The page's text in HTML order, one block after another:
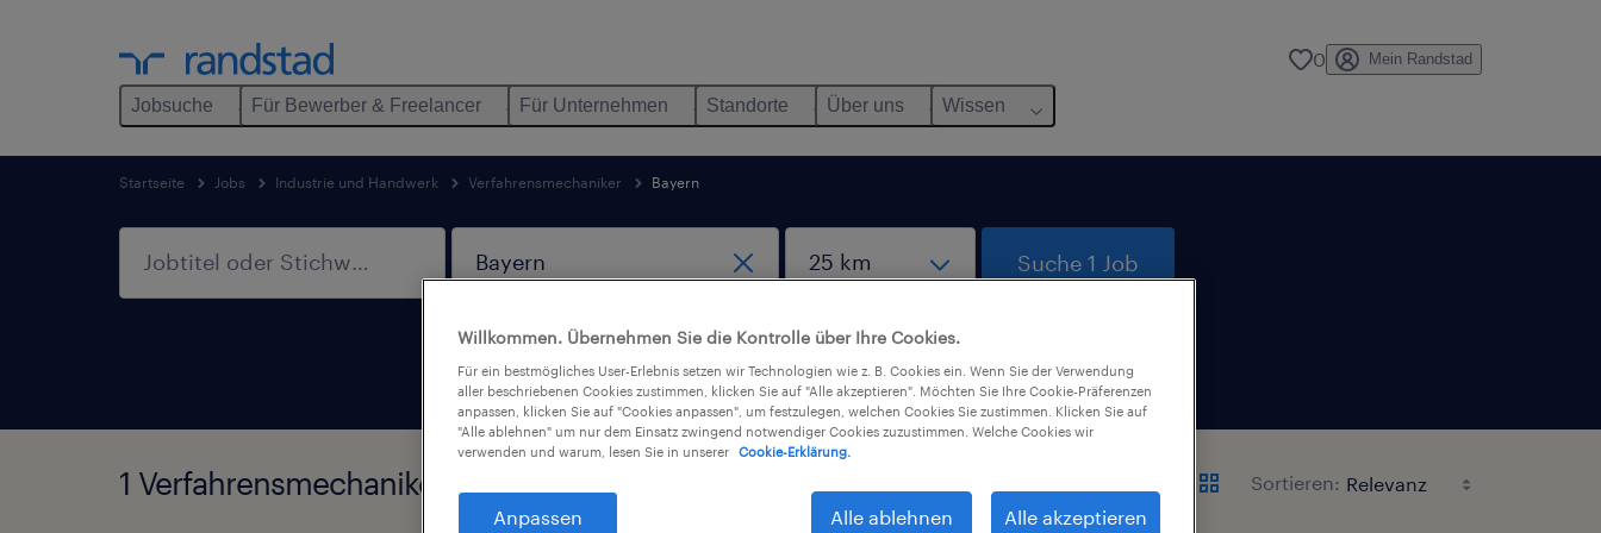
Jobsuche Für Bewerber & Freelancer Für Unternehmen Standorte Über uns Wissen
0 Mein Randstad
Startseite Jobs Industrie und Handwerk Verfahrensmechaniker Bayern
Homeoffice-Jobs
Suche 1 Job
1 Verfahrensmechaniker Jobs in Bayern gefunden Sortieren:
Willkommen. Übernehmen Sie die Kontrolle über Ihre Cookies.
Für ein bestmögliches User-Erlebnis setzen wir Technologien wie z. B. Cookies ein. Wenn Sie der Verwendung
aller beschriebenen Cookies zustimmen, klicken Sie auf "Alle akzeptieren". Möchten Sie Ihre Cookie-Präferenzen
anpassen, klicken Sie auf "Cookies anpassen", um festzulegen, welchen Cookies Sie zustimmen. Klicken Sie auf
"Alle ablehnen" um nur dem Einsatz zwingend notwendiger Cookies zuzustimmen. Welche Cookies wir
verwenden und warum, lesen Sie in unserer
Cookie-Erklärung.
Anpassen Alle ablehnen Alle akzeptieren